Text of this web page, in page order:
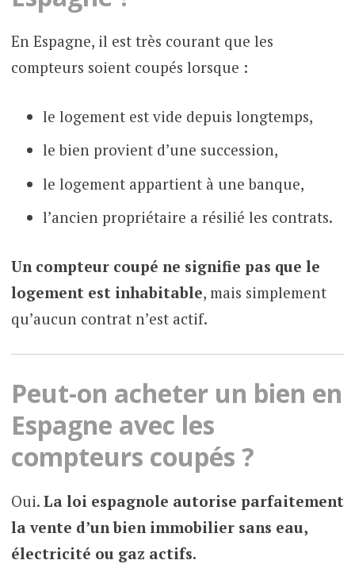
En Espagne, il est très courant que les
compteurs soient coupés lorsque :
le logement est vide depuis longtemps,
le bien provient d’une succession,
le logement appartient à une banque,
l’ancien propriétaire a résilié les contrats.
Un compteur coupé ne signifie pas que le
logement est inhabitable, mais simplement
qu’aucun contrat n’est actif.
Peut-on acheter un bien en
Espagne avec les
compteurs coupés ?
Oui. La loi espagnole autorise parfaitement
la vente d’un bien immobilier sans eau,
électricité ou gaz actifs.